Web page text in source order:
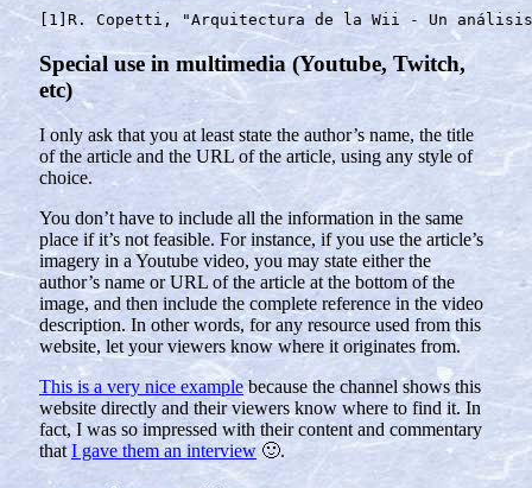
Special use in multimedia (Youtube, Twitch,
etc)
I only ask that you at least state the author’s name, the title
of the article and the URL of the article, using any style of
choice.
You don’t have to include all the information in the same
place if it’s not feasible. For instance, if you use the article’s
imagery in a Youtube video, you may state either the
author’s name or URL of the article at the bottom of the
image, and then include the complete reference in the video
description. In other words, for any resource used from this
website, let your viewers know where it originates from.
This is a very nice examplebecause the channel shows this
website directly and their viewers know where to find it. In
fact, I was so impressed with their content and commentary
thatI gave them an interview 🙂.